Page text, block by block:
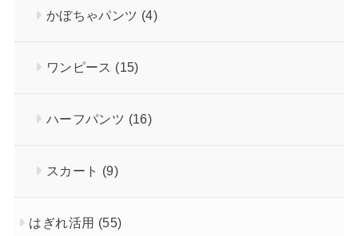
かぼちゃパンツ (4)
ワンピース (15)
ハーフパンツ (16)
スカート (9)
はぎれ活用 (55)